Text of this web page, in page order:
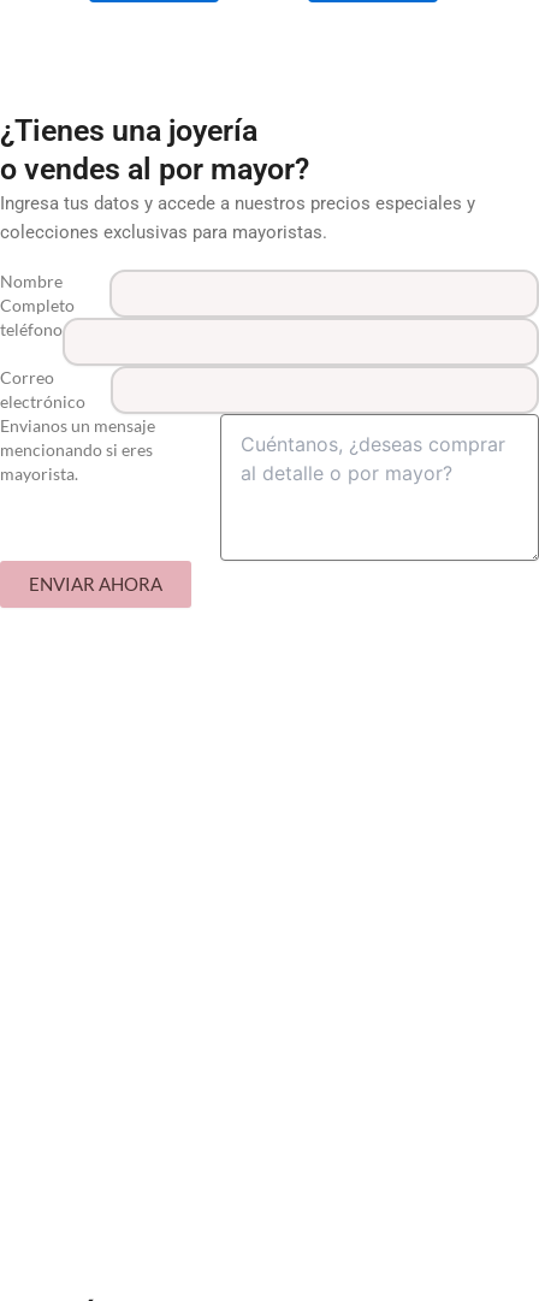
¿Tienes una joyería
o vendes al por mayor?
Ingresa tus datos y accede a nuestros precios especiales y
colecciones exclusivas para mayoristas.
Nombre
Completo
teléfono
Correo
electrónico
Envianos un mensaje
mencionando si eres
mayorista.
ENVIAR AHORA